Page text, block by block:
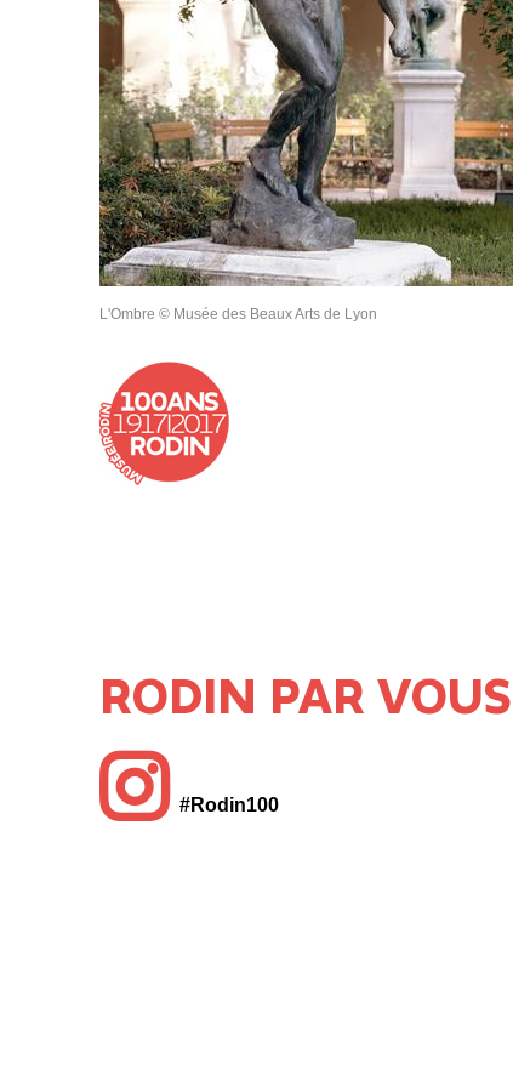
L'Ombre © Musée des Beaux Arts de Lyon
RODIN PAR VOUS
#Rodin100